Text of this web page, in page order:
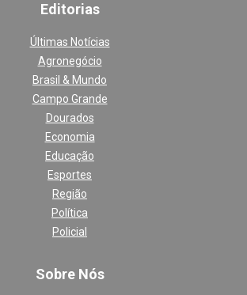
Editorias
Últimas Notícias
Agronegócio
Brasil & Mundo
Campo Grande
Dourados
Economia
Educação
Esportes
Região
Política
Policial
Sobre Nós